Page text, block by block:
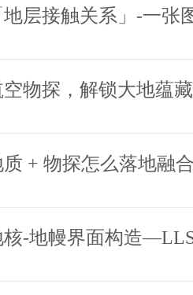
地层接触关系」-一张
空物探，解锁大地蕴藏
质 + 物探怎么落地融
核-地幔界面构造